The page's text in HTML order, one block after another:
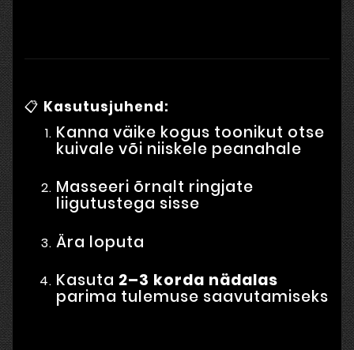
📋 Kasutusjuhend:
Kanna väike kogus toonikut otse
kuivale või niiskele peanahale
Masseeri õrnalt ringjate
liigutustega sisse
Ära loputa
Kasuta 2–3 korda nädalas
parima tulemuse saavutamiseks